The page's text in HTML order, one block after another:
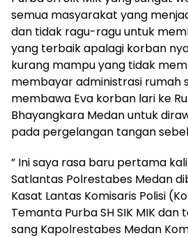
semua masyarakat yang
dan tidak ragu-ragu untuk
yang terbaik apalagi korban
kurang mampu yang tidak
membayar administrasi rumah
membawa Eva korban lari ke
Bhayangkara Medan untuk
pada pergelangan tangan
” Ini saya rasa baru pertama
Satlantas Polrestabes Medan
Kasat Lantas Komisaris Polisi
Temanta Purba SH SIK MIK
sang Kapolrestabes Medan